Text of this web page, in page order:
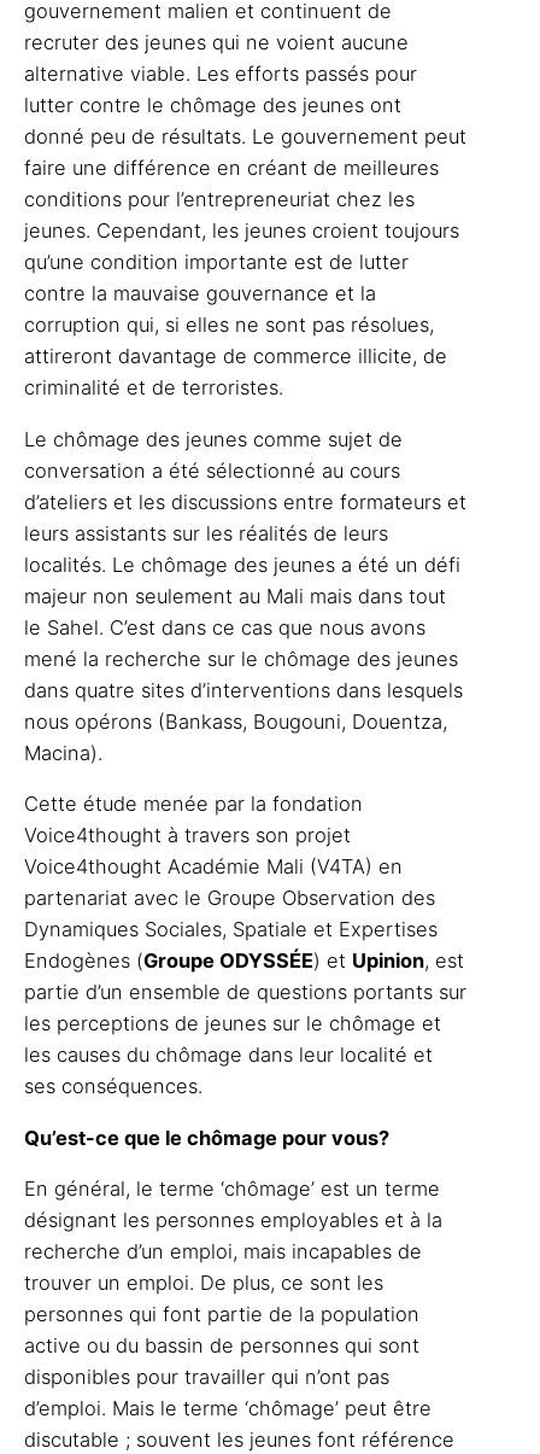
gouvernement malien et continuent de
recruter des jeunes qui ne voient aucune
alternative viable. Les efforts passés pour
lutter contre le chômage des jeunes ont
donné peu de résultats. Le gouvernement peut
faire une différence en créant de meilleures
conditions pour l’entrepreneuriat chez les
jeunes. Cependant, les jeunes croient toujours
qu’une condition importante est de lutter
contre la mauvaise gouvernance et la
corruption qui, si elles ne sont pas résolues,
attireront davantage de commerce illicite, de
criminalité et de terroristes.
Le chômage des jeunes comme sujet de
conversation a été sélectionné au cours
d’ateliers et les discussions entre formateurs et
leurs assistants sur les réalités de leurs
localités. Le chômage des jeunes a été un défi
majeur non seulement au Mali mais dans tout
le Sahel. C’est dans ce cas que nous avons
mené la recherche sur le chômage des jeunes
dans quatre sites d’interventions dans lesquels
nous opérons (Bankass, Bougouni, Douentza,
Macina).
Cette étude menée par la fondation
Voice4thought à travers son projet
Voice4thought Académie Mali (V4TA) en
partenariat avec le Groupe Observation des
Dynamiques Sociales, Spatiale et Expertises
Endogènes (Groupe ODYSSÉE) et Upinion, est
partie d’un ensemble de questions portants sur
les perceptions de jeunes sur le chômage et
les causes du chômage dans leur localité et
ses conséquences.
Qu’est-ce que le chômage pour vous?
En général, le terme ‘chômage’ est un terme
désignant les personnes employables et à la
recherche d’un emploi, mais incapables de
trouver un emploi. De plus, ce sont les
personnes qui font partie de la population
active ou du bassin de personnes qui sont
disponibles pour travailler qui n’ont pas
d’emploi. Mais le terme ‘chômage’ peut être
discutable ; souvent les jeunes font référence